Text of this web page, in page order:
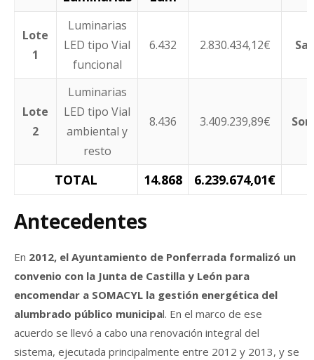
Lote
1
Luminarias
LED tipo Vial
funcional
6.432 2.830.434,12€
Lote
2
Luminarias
LED tipo Vial
ambiental y
resto
8.436 3.409.239,89€
TOTAL 14.868 6.239.674,01€
Antecedentes
En 2012, el Ayuntamiento de Ponferrada formalizó un
convenio con la Junta de Castilla y León para
encomendar a SOMACYL la gestión energética del
alumbrado público municipal. En el marco de ese
acuerdo se llevó a cabo una renovación integral del
sistema, ejecutada principalmente entre 2012 y 2013, y se